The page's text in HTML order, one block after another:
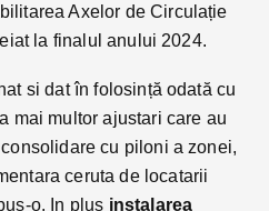
Axelor de Circulație
la finalul anului 2024.
si dat în folosință odată cu
mai multor ajustari care au
cu piloni a zonei,
ceruta de locatarii
o. In plus instalarea